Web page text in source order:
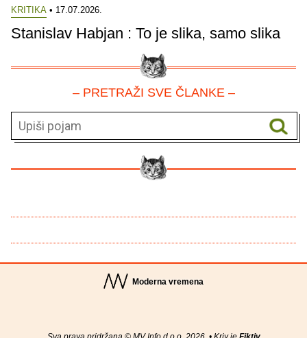
KRITIKA • 17.07.2026.
Stanislav Habjan : To je slika, samo slika
– PRETRAŽI SVE ČLANKE –
Moderna vremena